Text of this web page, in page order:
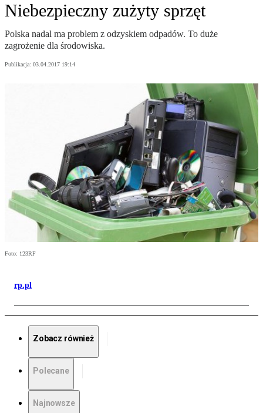
Niebezpieczny zużyty sprzęt
Polska nadal ma problem z odzyskiem odpadów. To duże
zagrożenie dla środowiska.
Publikacja: 03.04.2017 19:14
Foto: 123RF
rp.pl
Zobacz również
Polecane
Najnowsze